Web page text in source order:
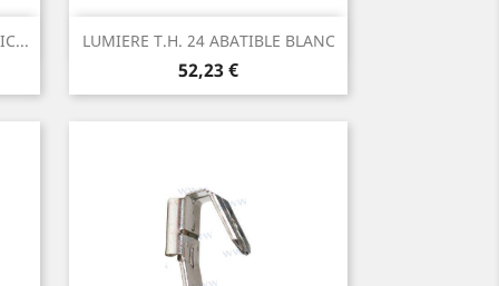
LUMIERE T.H. 24 ABATIBLE BLANC
Prix
52,23 €
Aperçu rapide